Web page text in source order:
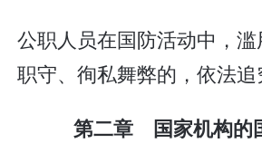
公职人员在国防活动中，
职守、徇私舞弊的，依法追
第二章 国家机构的